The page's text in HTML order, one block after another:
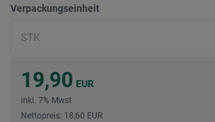
Verpackungseinheit
19,90 EUR
inkl. 7% Mwst
Nettopreis: 18,60 EUR